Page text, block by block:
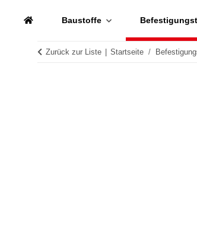
Baustoffe
Zurück zur Liste Startseite